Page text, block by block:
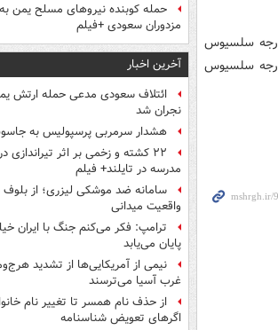
نقاط در سایر کشور، پارسیان در استان بوشهر به میزان ۲۴.۳ درجه سلسیوس
منطقه کشور چالدران در استان آذربایجان غربی به میزان منفی ۱۲.۲ درجه سلسیوس
حمله کوبنده نیروهای مسلح یمن
مزدوران سعودی +فیلم
آخرین اخبار
ائتلاف سعودی مدعی حمله ارتش
نجران شد
هشدار سرمربی پرسپولیس به
۲۲ کشته و زخمی بر اثر تیراندازی
مدرسه در تایلند+ فیلم
سامانه ضد موشکی لیزری؛ از
واقعیت میدانی
ترامپ: فکر می‌کنم جنگ با ایران
پایان می‌یابد
نیمی از آمریکایی‌ها از تشدید
غرب آسیا می‌ترسند
از حذف نام همسر تا تغییر نام
اگرهای تعویض شناسنامه